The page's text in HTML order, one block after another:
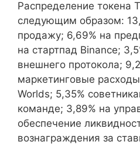
Распределение токена
следующим образом:
продажу; 6,69% на
на стартпад Binance;
внешнего протокола;
маркетинговые
Worlds; 5,35%
команде; 3,89% на
обеспечение
вознаграждения за